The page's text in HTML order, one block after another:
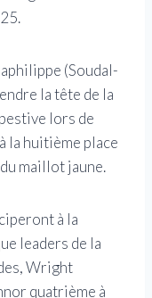
(Soudal-
la tête de la
lors de
la huitième place
maillot jaune.
à la
leaders de la
Wright
quatrième à